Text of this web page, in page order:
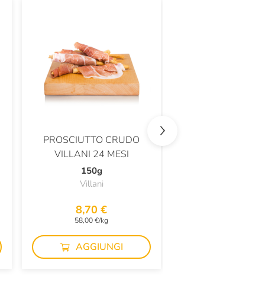
PROSCIUTTO CRUDO
VILLANI 24 MESI
150g
Villani
8,70 €
58,00 €/kg
AGGIUNGI